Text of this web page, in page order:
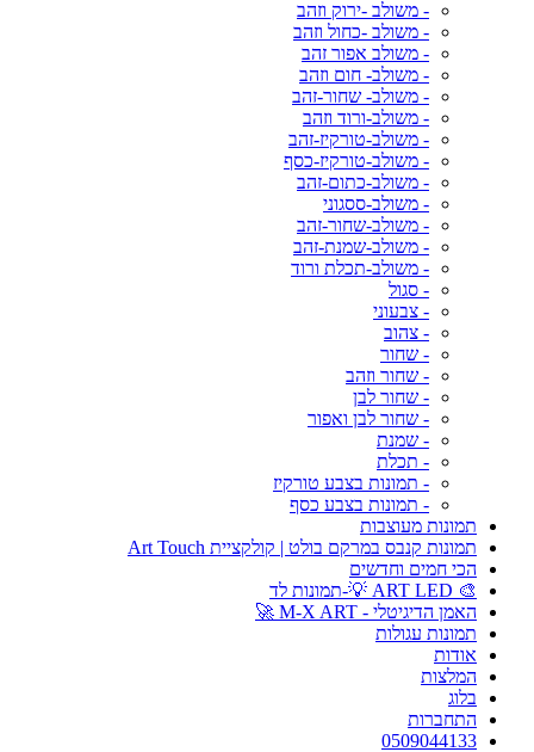
- משולב -ירוק וזהב
- משולב -כחול וזהב
- משולב אפור זהב
- משולב- חום וזהב
- משולב- שחור-זהב
- משולב-ורוד וזהב
- משולב-טורקיז-זהב
- משולב-טורקיז-כסף
- משולב-כתום-זהב
- משולב-ססגוני
- משולב-שחור-זהב
- משולב-שמנת-זהב
- משולב-תכלת ורוד
- סגול
- צבעוני
- צהוב
- שחור
- שחור וזהב
- שחור לבן
- שחור לבן ואפור
- שמנת
- תכלת
- תמונות בצבע טורקיז
- תמונות בצבע כסף
תמונות מעוצבות
תמונות קנבס במרקם בולט | קולקציית Art Touch
הכי חמים וחדשים
🎨 ART LED 💡-תמונות לד
האמן הדיגיטלי - M-X ART 🚀
תמונות עגולות
אודות
המלצות
בלוג
התחברות
0509044133